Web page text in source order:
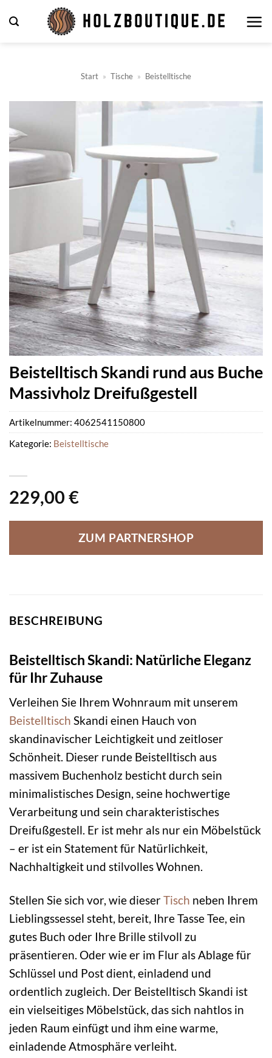
Inhalt
Start » Tische » Beistelltische
Beistelltisch Skandi rund aus Buche
Massivholz Dreifußgestell
229,00 €
ZUM PARTNERSHOP
Artikelnummer: 4062541150800
Kategorie: Beistelltische
BESCHREIBUNG
Beistelltisch Skandi: Natürliche Eleganz
für Ihr Zuhause
Verleihen Sie Ihrem Wohnraum mit unserem
Beistelltisch Skandi einen Hauch von
skandinavischer Leichtigkeit und zeitloser
Schönheit. Dieser runde Beistelltisch aus
massivem Buchenholz besticht durch sein
minimalistisches Design, seine hochwertige
Verarbeitung und sein charakteristisches
Dreifußgestell. Er ist mehr als nur ein Möbelstück
– er ist ein Statement für Natürlichkeit,
Nachhaltigkeit und stilvolles Wohnen.
Stellen Sie sich vor, wie dieserTisch neben Ihrem
Lieblingssessel steht, bereit, Ihre Tasse Tee, ein
gutes Buch oder Ihre Brille stilvoll zu
präsentieren. Oder wie er im Flur als Ablage für
Schlüssel und Post dient, einladend und
ordentlich zugleich. Der Beistelltisch Skandi ist
ein vielseitiges Möbelstück, das sich nahtlos in
jeden Raum einfügt und ihm eine warme,
einladende Atmosphäre verleiht.